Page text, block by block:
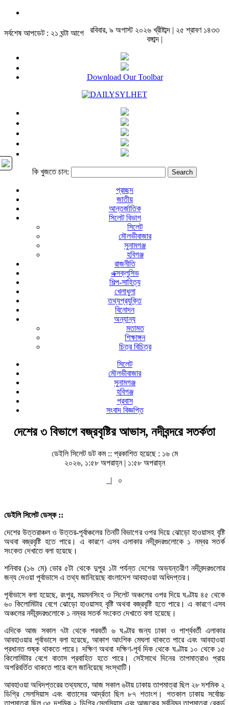
সর্বশেষ আপডেট : ২১ ঘন্টা আগে
রবিবার, ৯ অগাস্ট ২০২৬ খ্রীষ্টাব্দ | ২৫ শ্রাবণ ১৪৩৩
বঙ্গাব্দ |
Download Our Toolbar
কি খুজতে চান:
প্রচ্ছদ
জাতীয়
আন্তর্জাতিক
সিলেট বিভাগ
সিলেট
মৌলভীবাজার
সুনামগঞ্জ
হবিগঞ্জ
রাজনীতি
এক্সক্লুসিভ
শিল্প-সাহিত্য
খেলাধুলা
তথ্যপ্রযুক্তি
বিনোদন
অন্যান্য
মতামত
শিক্ষাঙ্গন
চিত্র বিচিত্র
সিলেট
মৌলভীবাজার
সুনামগঞ্জ
হবিগঞ্জ
প্রবাস
সংবাদ বিজ্ঞপ্তি
দেশের ৩ বিভাগে বজ্রবৃষ্টির আভাস, নদীবন্দরে সতর্কতা
ডেইলি সিলেট ডট কম :: প্রকাশিত হয়েছে : ১৬ মে
২০২৬, ১:৫৮ অপরাহ্ন | ১:৫৮ অপরাহ্ন
|
০
ডেইলি সিলেট ডেস্ক ::
দেশের উত্তরাঞ্চল ও উত্তর-পূর্বাঞ্চলের তিনটি বিভাগের ওপর দিয়ে ঝোড়ো হাওয়াসহ বৃষ্টি
অথবা বজ্রবৃষ্টি হতে পারে। এ কারণে এসব এলাকার নদীবন্দরগুলোকে ১ নম্বর সতর্ক
সংকেত দেখাতে বলা হয়েছে।
শনিবার (১৬ মে) ভোর ৫টা থেকে দুপুর ১টা পর্যন্ত দেশের অভ্যন্তরীণ নদীবন্দরগুলোর
জন্য দেওয়া পূর্বাভাসে এ তথ্য জানিয়েছে বাংলাদেশ আবহাওয়া অধিদপ্তর।
পূর্বাভাসে বলা হয়েছে, রংপুর, ময়মনসিংহ ও সিলেট অঞ্চলের ওপর দিয়ে ঘণ্টায় ৪৫ থেকে
৬০ কিলোমিটার বেগে ঝোড়ো হাওয়াসহ বৃষ্টি অথবা বজ্রবৃষ্টি হতে পারে। এ কারণে এসব
অঞ্চলের নদীবন্দরগুলোকে ১ নম্বর সতর্ক সংকেত দেখাতে বলা হয়েছে।
এদিকে আজ সকাল ৭টা থেকে পরবর্তী ৬ ঘণ্টার জন্য ঢাকা ও পার্শ্ববর্তী এলাকার
আবহাওয়ার পূর্বাভাসে বলা হয়েছে, আকাশ আংশিক মেঘলা থাকতে পারে এবং আবহাওয়া
প্রধানত শুষ্ক থাকতে পারে। দক্ষিণ অথবা দক্ষিণ-পূর্ব দিক থেকে ঘণ্টায় ১০ থেকে ১৫
কিলোমিটার বেগে বাতাস প্রবাহিত হতে পারে। সেইসাথে দিনের তাপমাত্রাও প্রায়
অপরিবর্তিত থাকতে পারে বলে জানিয়েছে সংস্থাটি।
আবহাওয়া অধিদপ্তরের তথ্যমতে, আজ সকাল ৬টায় ঢাকায় তাপমাত্রা ছিল ২৮ দশমিক ২
ডিগ্রি সেলসিয়াস এবং বাতাসের আর্দ্রতা ছিল ৮৭ শতাংশ। গতকাল ঢাকায় সর্বোচ্চ
তাপমাত্রা ছিল ৩৫ দশমিক ২ ডিগ্রি সেলসিয়াস এবং আজকের সর্বনিম্ন তাপমাত্রা রেকর্ড